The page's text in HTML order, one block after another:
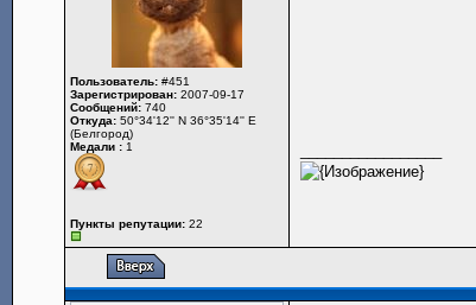
Пользователь:#451
Зарегистрирован:2007-09-17
Сообщений:740
Откуда:50°34'12'' N 36°35'14'' E
(Белгород)
Медали :1
Пункты репутации:22